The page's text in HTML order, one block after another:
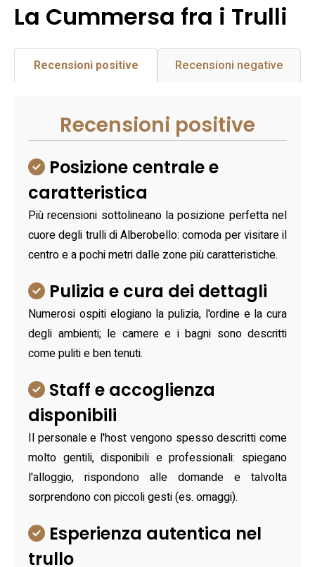
La Cummersa fra i Trulli
Recensioni positive Recensioni negative
Recensioni positive
Posizione centrale e
caratteristica
Più recensioni sottolineano la posizione perfetta nel
cuore degli trulli di Alberobello: comoda per visitare il
centro e a pochi metri dalle zone più caratteristiche.
Pulizia e cura dei dettagli
Numerosi ospiti elogiano la pulizia, l'ordine e la cura
degli ambienti; le camere e i bagni sono descritti
come puliti e ben tenuti.
Staff e accoglienza
disponibili
Il personale e l'host vengono spesso descritti come
molto gentili, disponibili e professionali: spiegano
l'alloggio, rispondono alle domande e talvolta
sorprendono con piccoli gesti (es. omaggi).
Esperienza autentica nel
trullo